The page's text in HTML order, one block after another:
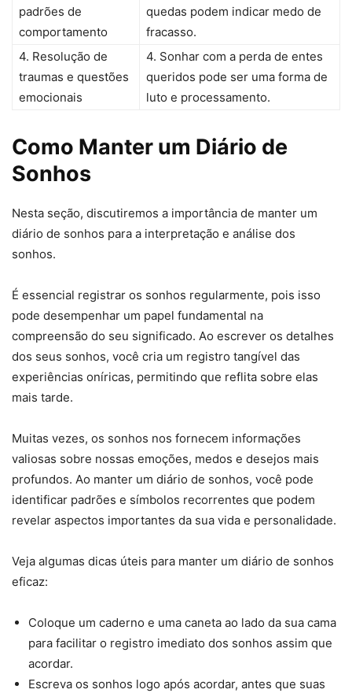
padrões de
comportamento
quedas podem indicar medo de
fracasso.
4. Resolução de
traumas e questões
emocionais
4. Sonhar com a perda de entes
queridos pode ser uma forma de
luto e processamento.
Como Manter um Diário de
Sonhos
Nesta seção, discutiremos a importância de manter um
diário de sonhos para a interpretação e análise dos
sonhos.
É essencial registrar os sonhos regularmente, pois isso
pode desempenhar um papel fundamental na
compreensão do seu significado. Ao escrever os detalhes
dos seus sonhos, você cria um registro tangível das
experiências oníricas, permitindo que reflita sobre elas
mais tarde.
Muitas vezes, os sonhos nos fornecem informações
valiosas sobre nossas emoções, medos e desejos mais
profundos. Ao manter um diário de sonhos, você pode
identificar padrões e símbolos recorrentes que podem
revelar aspectos importantes da sua vida e personalidade.
Veja algumas dicas úteis para manter um diário de sonhos
eficaz:
Coloque um caderno e uma caneta ao lado da sua cama
para facilitar o registro imediato dos sonhos assim que
acordar.
Escreva os sonhos logo após acordar, antes que suas